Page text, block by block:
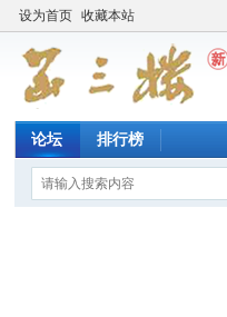
设为首页 收藏本站
论坛 排行榜